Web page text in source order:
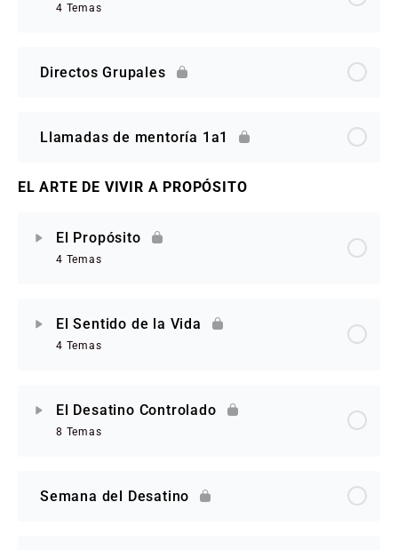
4 Temas
Directos Grupales
Llamadas de mentoría 1a1
EL ARTE DE VIVIR A PROPÓSITO
El Propósito
4 Temas
El Sentido de la Vida
4 Temas
El Desatino Controlado
8 Temas
Semana del Desatino